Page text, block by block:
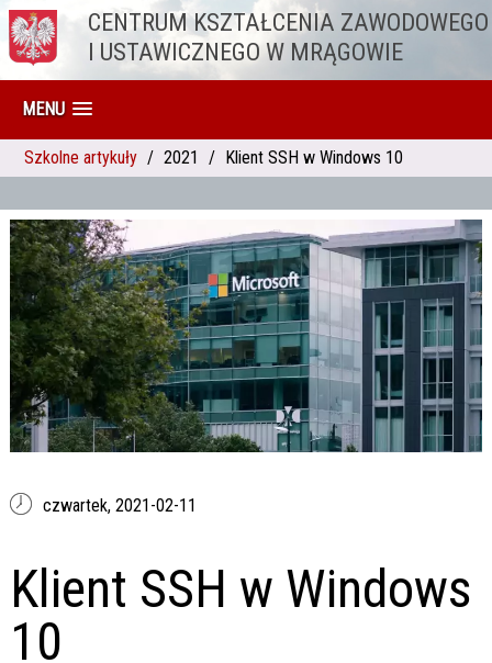
Przejdź do treściCENTRUM KSZTAŁCENIA ZAWODOWEGO
I USTAWICZNEGO W MRĄGOWIE
MENU
Szkolne artykuły 2021 Klient SSH w Windows 10
czwartek, 2021-02-11
Klient SSH w Windows
10